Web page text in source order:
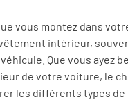
vous montez dans
intérieur,
Que vous ayez
de votre voiture, le
les différents types